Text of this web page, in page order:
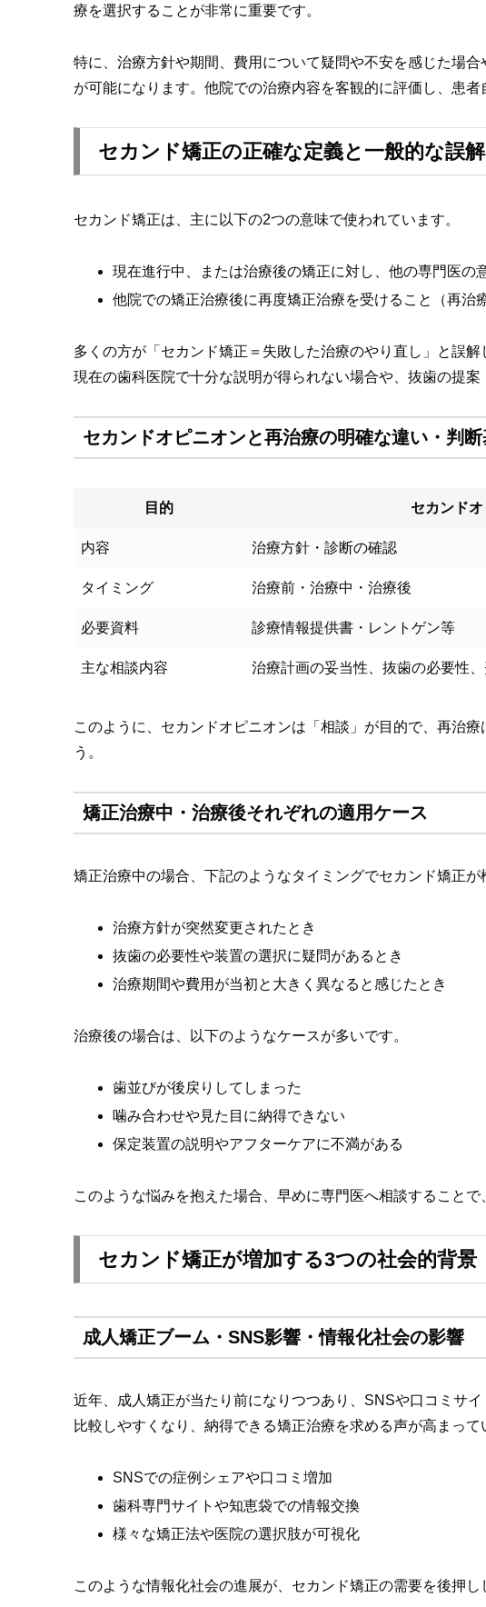
療を選択することが非常に重要です。
特に、治療方針や期間、費用について疑問や不安を感じた場
が可能になります。他院での治療内容を客観的に評価し、患
セカンド矯正の正確な定義と一般的な誤解
セカンド矯正は、主に以下の2つの意味で使われています。
現在進行中、または治療後の矯正に対し、他の専門医の
他院での矯正治療後に再度矯正治療を受けること（再治療
多くの方が「セカンド矯正＝失敗した治療のやり直し」と誤
現在の歯科医院で十分な説明が得られない場合や、抜歯の提
セカンドオピニオンと再治療の明確な違い・判
目的 セカンド
内容 治療方針・診断の確認
タイミング 治療前・治療中・治療後
必要資料 診療情報提供書・レントゲン等
主な相談内容 治療計画の妥当性、抜歯の必要性、
このように、セカンドオピニオンは「相談」が目的で、再治
う。
矯正治療中・治療後それぞれの適用ケース
矯正治療中の場合、下記のようなタイミングでセカンド矯正が
治療方針が突然変更されたとき
抜歯の必要性や装置の選択に疑問があるとき
治療期間や費用が当初と大きく異なると感じたとき
治療後の場合は、以下のようなケースが多いです。
歯並びが後戻りしてしまった
噛み合わせや見た目に納得できない
保定装置の説明やアフターケアに不満がある
このような悩みを抱えた場合、早めに専門医へ相談すること
セカンド矯正が増加する3つの社会的背景
成人矯正ブーム・SNS影響・情報化社会の影響
近年、成人矯正が当たり前になりつつあり、SNSや口コミサ
比較しやすくなり、納得できる矯正治療を求める声が高まって
SNSでの症例シェアや口コミ増加
歯科専門サイトや知恵袋での情報交換
様々な矯正法や医院の選択肢が可視化
このような情報化社会の進展が、セカンド矯正の需要を後押し